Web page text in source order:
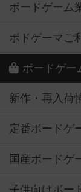
ボードゲーム
ボドゲーマご
ボードゲー
新作・再入荷
定番ボードゲ
国産ボードゲ
子供向けボー